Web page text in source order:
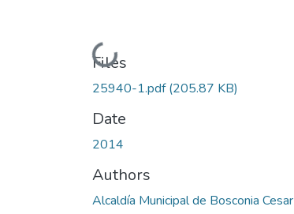
Loading...
Files
25940-1.pdf(205.87 KB)
Date
2014
Authors
Alcaldía Municipal de Bosconia Cesar